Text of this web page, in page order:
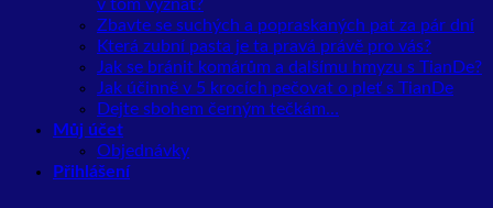
v tom vyznat?
Zbavte se suchých a popraskaných pat za pár dní
Která zubní pasta je ta pravá právě pro vás?
Jak se bránit komárům a dalšímu hmyzu s TianDe?
Jak účinně v 5 krocích pečovat o pleť s TianDe
Dejte sbohem černým tečkám…
Můj účet
Objednávky
Přihlášení